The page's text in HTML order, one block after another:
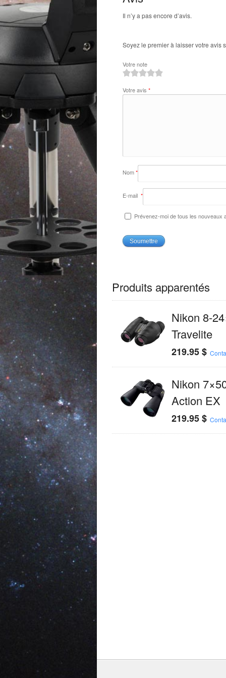
Il n’y a pas encore d’avis.
Soyez le premier à laisser votre avis
Votre note
Votre avis *
Nom*
E-mail *
Prévenez-moi de tous les nouveaux
Produits apparentés
Nikon 8-
Travelite
219.95$
Nikon
Action EX
219.95$